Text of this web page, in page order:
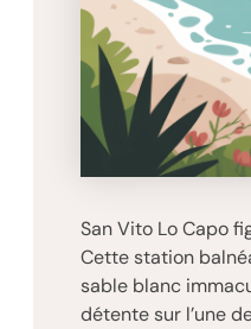
San Vito Lo Capo
Cette station
sable blanc
détente sur l’une